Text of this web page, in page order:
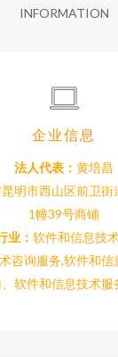
INFORMATION
企业信息
法人代表： 黄培昌
明市西山区前卫
1幢39号商铺
业： 软件和信息技
咨询服务,软件和
软件和信息技术服